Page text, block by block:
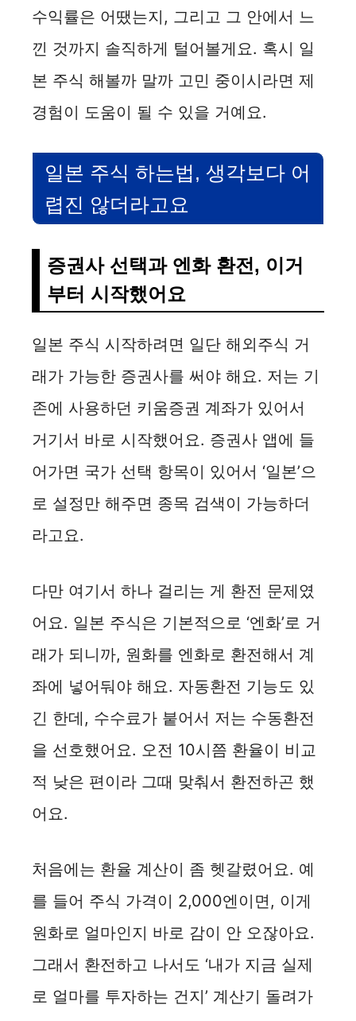
d
e
수익률은 어땠는지, 그리고 그 안에서 느
낀 것까지 솔직하게 털어볼게요. 혹시 일
본 주식 해볼까 말까 고민 중이시라면 제
경험이 도움이 될 수 있을 거예요.
일본 주식 하는법, 생각보다 어
렵진 않더라고요
증권사 선택과 엔화 환전, 이거
부터 시작했어요
일본 주식 시작하려면 일단 해외주식 거
래가 가능한 증권사를 써야 해요. 저는 기
존에 사용하던 키움증권 계좌가 있어서
거기서 바로 시작했어요. 증권사 앱에 들
어가면 국가 선택 항목이 있어서 ‘일본’으
로 설정만 해주면 종목 검색이 가능하더
라고요.
다만 여기서 하나 걸리는 게 환전 문제였
어요. 일본 주식은 기본적으로 ‘엔화’로 거
래가 되니까, 원화를 엔화로 환전해서 계
좌에 넣어둬야 해요. 자동환전 기능도 있
긴 한데, 수수료가 붙어서 저는 수동환전
을 선호했어요. 오전 10시쯤 환율이 비교
적 낮은 편이라 그때 맞춰서 환전하곤 했
어요.
처음에는 환율 계산이 좀 헷갈렸어요. 예
를 들어 주식 가격이 2,000엔이면, 이게
원화로 얼마인지 바로 감이 안 오잖아요.
그래서 환전하고 나서도 ‘내가 지금 실제
로 얼마를 투자하는 건지’ 계산기 돌려가